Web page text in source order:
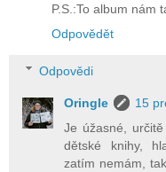
P.S.:To album nám
Odpovědět
Odpovědi
Oringle
15
Je úžasné,
dětské knihy,
zatím nemám,